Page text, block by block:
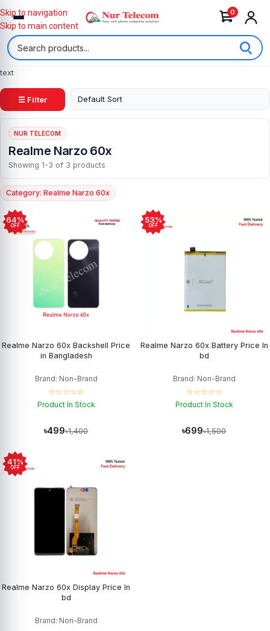
0
Skip to navigation
Skip to main content
text
☰ Filter
NUR TELECOM
Realme Narzo 60x
Showing 1-3 of 3 products
Category: Realme Narzo 60x
64%
OFF
Realme Narzo 60x Backshell Price
in Bangladesh
Brand: Non-Brand
☆☆☆☆☆
Product In Stock
৳499৳1,400
53%
OFF
Realme Narzo 60x Battery Price In
bd
Brand: Non-Brand
☆☆☆☆☆
Product In Stock
৳699৳1,500
41%
OFF
Realme Narzo 60x Display Price In
bd
Brand: Non-Brand